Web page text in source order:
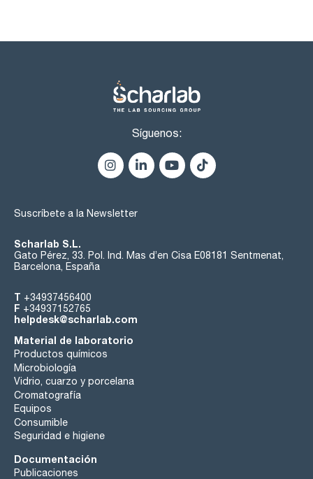
Síguenos:
Suscríbete a la Newsletter
Scharlab S.L.
Gato Pérez, 33. Pol. Ind. Mas d’en Cisa E08181 Sentmenat,
Barcelona, España
T +34937456400
F +34937152765
helpdesk@scharlab.com
Material de laboratorio
Productos químicos
Microbiología
Vidrio, cuarzo y porcelana
Cromatografía
Equipos
Consumible
Seguridad e higiene
Documentación
Publicaciones